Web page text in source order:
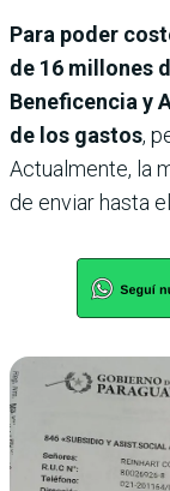
Para poder
de 16 millones
Beneficencia y
de los gastos,
Actualmente, la
de enviar hasta